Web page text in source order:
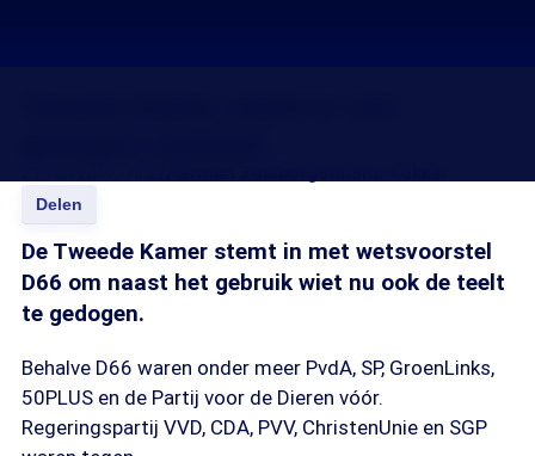
Delen
De Tweede Kamer stemt in met wetsvoorstel
D66 om naast het gebruik wiet nu ook de teelt
te gedogen.
Behalve D66 waren onder meer PvdA, SP, GroenLinks,
50PLUS en de Partij voor de Dieren vóór.
Regeringspartij VVD, CDA, PVV, ChristenUnie en SGP